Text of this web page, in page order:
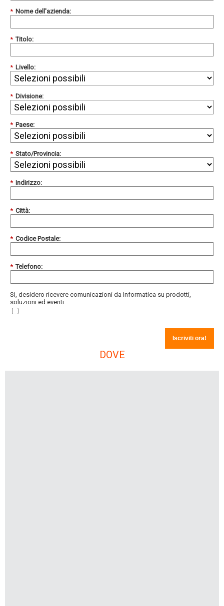
* Nome dell'azienda:
* Titolo:
* Livello:
* Divisione:
* Paese:
* Stato/Provincia:
* Indirizzo:
* Città:
* Codice Postale:
* Telefono:
Sì, desidero ricevere comunicazioni da Informatica su prodotti,
soluzioni ed eventi.
Iscriviti ora!
DOVE